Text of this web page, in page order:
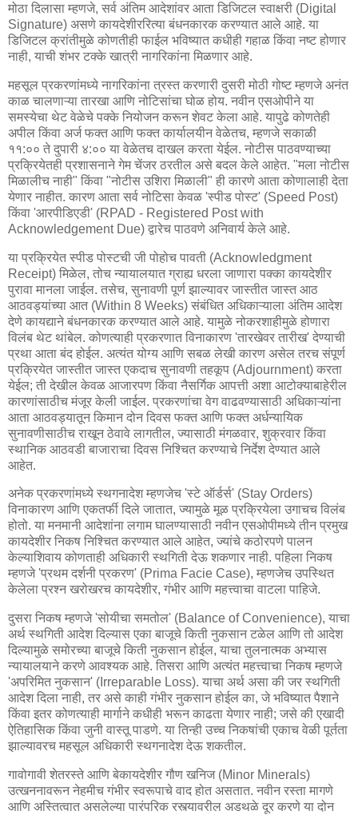
मोठा दिलासा म्हणजे, सर्व अंतिम आदेशांवर आता डिजिटल स्वाक्षरी (Digital
Signature) असणे कायदेशीररित्या बंधनकारक करण्यात आले आहे. या
डिजिटल क्रांतीमुळे कोणतीही फाईल भविष्यात कधीही गहाळ किंवा नष्ट होणार
नाही, याची शंभर टक्के खात्री नागरिकांना मिळणार आहे.
महसूल प्रकरणांमध्ये नागरिकांना त्रस्त करणारी दुसरी मोठी गोष्ट म्हणजे अनंत
काळ चालणाऱ्या तारखा आणि नोटिसांचा घोळ होय. नवीन एसओपीने या
समस्येचा थेट वेळेचे पक्के नियोजन करून शेवट केला आहे. यापुढे कोणतेही
अपील किंवा अर्ज फक्त आणि फक्त कार्यालयीन वेळेतच, म्हणजे सकाळी
११:०० ते दुपारी ४:०० या वेळेतच दाखल करता येईल. नोटीस पाठवण्याच्या
प्रक्रियेतही प्रशासनाने गेम चेंजर ठरतील असे बदल केले आहेत. "मला नोटीस
मिळालीच नाही" किंवा "नोटीस उशिरा मिळाली" ही कारणे आता कोणालाही देता
येणार नाहीत. कारण आता सर्व नोटिसा केवळ 'स्पीड पोस्ट' (Speed Post)
किंवा 'आरपीडिएडी' (RPAD - Registered Post with
Acknowledgement Due) द्वारेच पाठवणे अनिवार्य केले आहे.
या प्रक्रियेत स्पीड पोस्टची जी पोहोच पावती (Acknowledgment
Receipt) मिळेल, तोच न्यायालयात ग्राह्य धरला जाणारा पक्का कायदेशीर
पुरावा मानला जाईल. तसेच, सुनावणी पूर्ण झाल्यावर जास्तीत जास्त आठ
आठवड्यांच्या आत (Within 8 Weeks) संबंधित अधिकाऱ्याला अंतिम आदेश
देणे कायद्याने बंधनकारक करण्यात आले आहे. यामुळे नोकरशाहीमुळे होणारा
विलंब थेट थांबेल. कोणत्याही प्रकरणात विनाकारण 'तारखेवर तारीख' देण्याची
प्रथा आता बंद होईल. अत्यंत योग्य आणि सबळ लेखी कारण असेल तरच संपूर्ण
प्रक्रियेत जास्तीत जास्त एकदाच सुनावणी तहकूप (Adjournment) करता
येईल; ती देखील केवळ आजारपण किंवा नैसर्गिक आपत्ती अशा आटोक्याबाहेरील
कारणांसाठीच मंजूर केली जाईल. प्रकरणांचा वेग वाढवण्यासाठी अधिकाऱ्यांना
आता आठवड्यातून किमान दोन दिवस फक्त आणि फक्त अर्धन्यायिक
सुनावणीसाठीच राखून ठेवावे लागतील, ज्यासाठी मंगळवार, शुक्रवार किंवा
स्थानिक आठवडी बाजाराचा दिवस निश्चित करण्याचे निर्देश देण्यात आले
आहेत.
अनेक प्रकरणांमध्ये स्थगनादेश म्हणजेच 'स्टे ऑर्डर्स' (Stay Orders)
विनाकारण आणि एकतर्फी दिले जातात, ज्यामुळे मूळ प्रक्रियेला उगाचच विलंब
होतो. या मनमानी आदेशांना लगाम घालण्यासाठी नवीन एसओपीमध्ये तीन प्रमुख
कायदेशीर निकष निश्चित करण्यात आले आहेत, ज्यांचे कठोरपणे पालन
केल्याशिवाय कोणताही अधिकारी स्थगिती देऊ शकणार नाही. पहिला निकष
म्हणजे 'प्रथम दर्शनी प्रकरण' (Prima Facie Case), म्हणजेच उपस्थित
केलेला प्रश्न खरोखरच कायदेशीर, गंभीर आणि महत्त्वाचा वाटला पाहिजे.
दुसरा निकष म्हणजे 'सोयीचा समतोल' (Balance of Convenience), याचा
अर्थ स्थगिती आदेश दिल्यास एका बाजूचे किती नुकसान टळेल आणि तो आदेश
दिल्यामुळे समोरच्या बाजूचे किती नुकसान होईल, याचा तुलनात्मक अभ्यास
न्यायालयाने करणे आवश्यक आहे. तिसरा आणि अत्यंत महत्त्वाचा निकष म्हणजे
'अपरिमित नुकसान' (Irreparable Loss). याचा अर्थ असा की जर स्थगिती
आदेश दिला नाही, तर असे काही गंभीर नुकसान होईल का, जे भविष्यात पैशाने
किंवा इतर कोणत्याही मार्गाने कधीही भरून काढता येणार नाही; जसे की एखादी
ऐतिहासिक किंवा जुनी वास्तू पाडणे. या तिन्ही उच्च निकषांची एकाच वेळी पूर्तता
झाल्यावरच महसूल अधिकारी स्थगनादेश देऊ शकतील.
गावोगावी शेतरस्ते आणि बेकायदेशीर गौण खनिज (Minor Minerals)
उत्खननावरून नेहमीच गंभीर स्वरूपाचे वाद होत असतात. नवीन रस्ता मागणे
आणि अस्तित्वात असलेल्या पारंपरिक रस्त्यावरील अडथळे दूर करणे या दोन